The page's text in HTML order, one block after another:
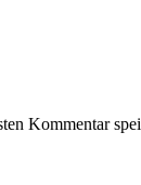
Kommentar